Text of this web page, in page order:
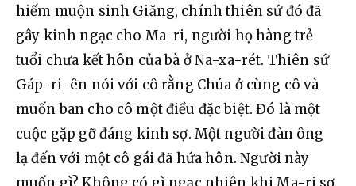
hiếm muộn sinh Giăng, chính thiên sứ đó đã
gây kinh ngạc cho Ma-ri, người họ hàng trẻ
tuổi chưa kết hôn của bà ở Na-xa-rét. Thiên sứ
Gáp-ri-ên nói với cô rằng Chúa ở cùng cô và
muốn ban cho cô một điều đặc biệt. Đó là một
cuộc gặp gỡ đáng kinh sợ. Một người đàn ông
lạ đến với một cô gái đã hứa hôn. Người này
muốn gì? Không có gì ngạc nhiên khi Ma-ri sợ